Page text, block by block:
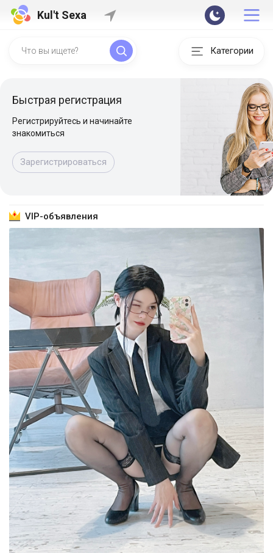
Kul't Sexa
Категории
Быстрая регистрация
Регистрируйтесь и начинайте
знакомиться
Зарегистрироваться
VIP-объявления